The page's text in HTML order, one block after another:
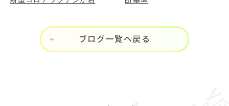
ブログ一覧へ戻る